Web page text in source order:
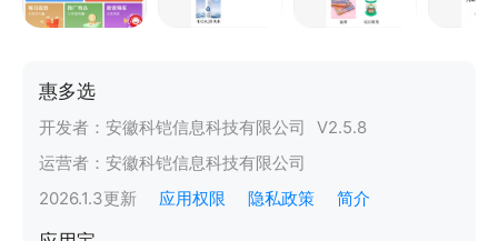
惠多选
开发者： 安徽科铠信息科技有限公司 V2.5.8
运营者： 安徽科铠信息科技有限公司
2026.1.3更新 应用权限 隐私政策 简介